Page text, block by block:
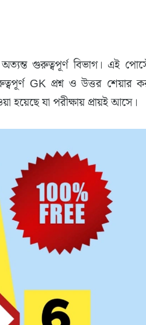
গুরুত্বপূর্ণ বিভাগ। এই
GK প্রশ্ন ও উত্তর শেয়ার
হয়েছে যা পরীক্ষায় প্রায়ই আসে।